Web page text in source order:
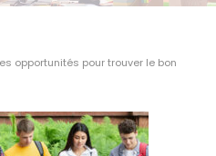
opportunités pour trouver le bon